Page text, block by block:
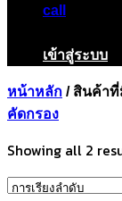
call
เข้าสู่ระบบ
หน้าหลัก /สินค้าที่
คัดกรอง
Showing all 2